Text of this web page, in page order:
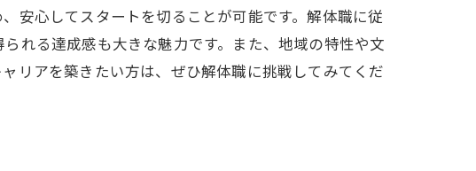
安心してスタートを切ることが可能です。解体職に従
れる達成感も大きな魅力です。また、地域の特性や文
リアを築きたい方は、ぜひ解体職に挑戦してみてくだ